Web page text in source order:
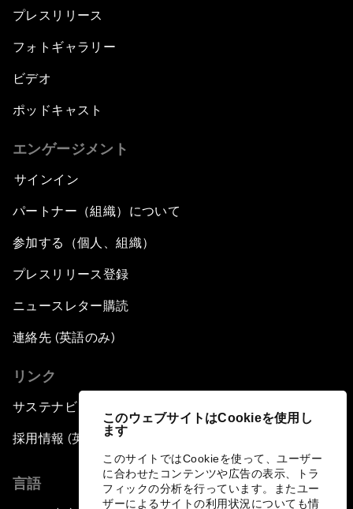
このウェブサイトはCookieを使用し
ます
このサイトではCookieを使って、ユーザー
に合わせたコンテンツや広告の表示、トラ
フィックの分析を行っています。またユー
ザーによるサイトの利用状況についても情
プレスリリース
フォトギャラリー
ビデオ
ポッドキャスト
エンゲージメント
サインイン
パートナー（組織）について
参加する（個人、組織）
プレスリリース登録
ニュースレター購読
連絡先 (英語のみ)
リンク
サステナビリティへの取り組み
採用情報 (英語のみ)
言語